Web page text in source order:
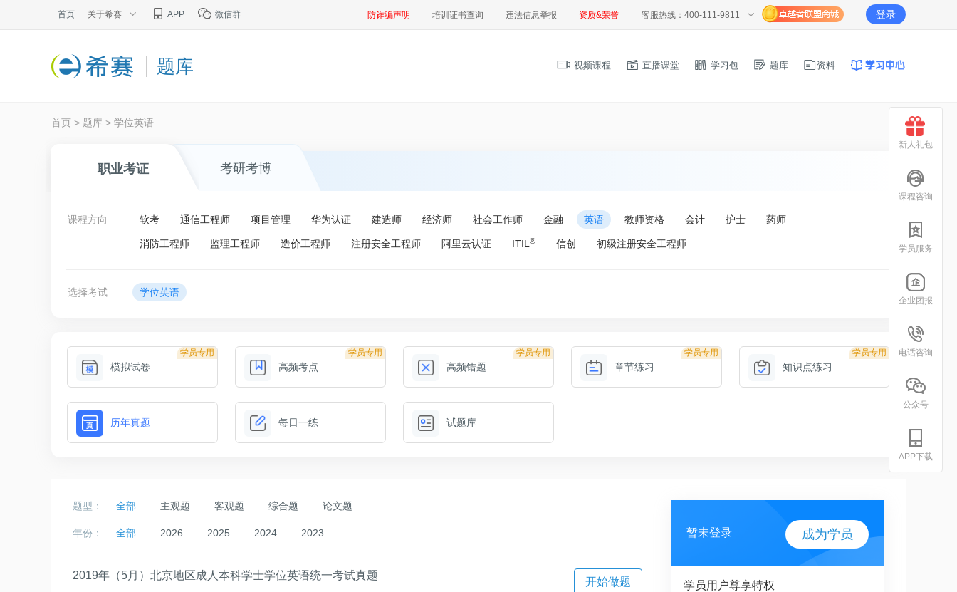
首页 关于希赛 APP 微信群 防诈骗声明 培训证书查询 违法信息举报 资质&荣誉 客服热线：400-111-9811 登录
题库 视频课程 直播课堂 学习包 题库 资料
首页 > 题库 > 学位英语
职业考证 考研考博
课程方向 软考 通信工程师 项目管理 华为认证 建造师 经济师 社会工作师 金融 英语 教师资格 会计 护士 药师
消防工程师 监理工程师 造价工程师 注册安全工程师 阿里云认证 ITIL ® 信创 初级注册安全工程师
选择考试 学位英语
学员专用
模拟试卷
学员专用
高频考点
学员专用
高频错题
学员专用
章节练习
学员专用
知识点练习
历年真题 每日一练 试题库
题型： 全部 主观题 客观题 综合题 论文题
年份： 全部 2026 2025 2024 2023
2019年（5月）北京地区成人本科学士学位英语统一考试真题
开始做题
暂未登录 成为学员
学员用户尊享特权
新人礼包
课程咨询
学员服务
企业团报
电话咨询
公众号
APP下载